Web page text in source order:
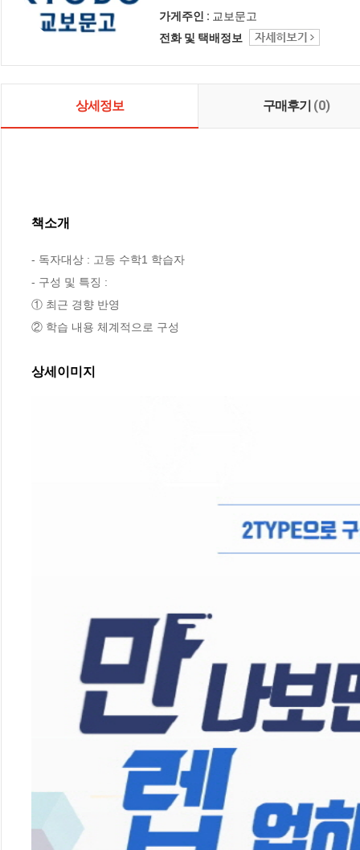
가게주인 : 교보문고
전화 및 택배정보
상세정보 구매후기 (0)
책소개
- 독자대상 : 고등 수학1 학습자
- 구성 및 특징 :
① 최근 경향 반영
② 학습 내용 체계적으로 구성
상세이미지